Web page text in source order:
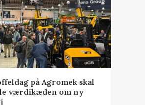
på Agromek skal
værdikæden om ny